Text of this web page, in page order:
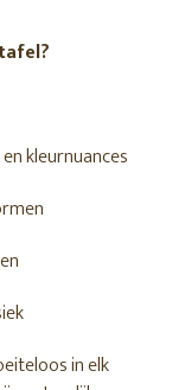
kleurnuances
in elk